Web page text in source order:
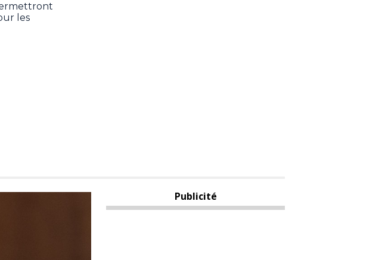
les
Publicité